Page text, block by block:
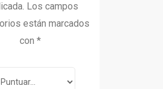
Los campos
están marcados
con *